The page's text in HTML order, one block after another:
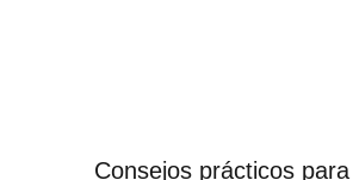
Consejos prácticos